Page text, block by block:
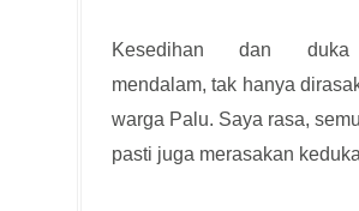
Kesedihan dan
mendalam, tak hanya
warga Palu. Saya rasa,
pasti juga merasakan